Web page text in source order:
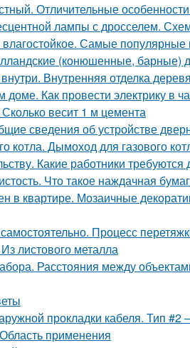
Отличительные
лампы с дросселем.
Самые
(конюшенные, барные)
Внутренняя отделка
доме. Как провести электрику в
весит 1 м цемента
сведения об устройстве
котла. Дымоход для газового
Какие работники требуются
Что такое наждачная
в квартире. Мозаичные
Процесс
листового металла
Расстояния между
прокладки кабеля. Тип
применения